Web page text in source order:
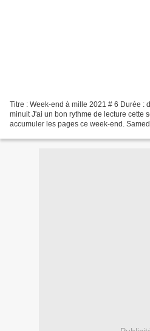
Titre : Week-end à mille 2021 # 6 Durée :
minuit J'ai un bon rythme de lecture cette
accumuler les pages ce week-end.